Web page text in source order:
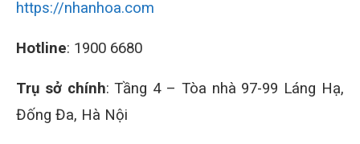
https://nhanhoa.com
Hotline: 1900 6680
Trụ sở chính: Tầng 4 – Tòa nhà 97-99 Láng Hạ,
Đống Đa, Hà Nội